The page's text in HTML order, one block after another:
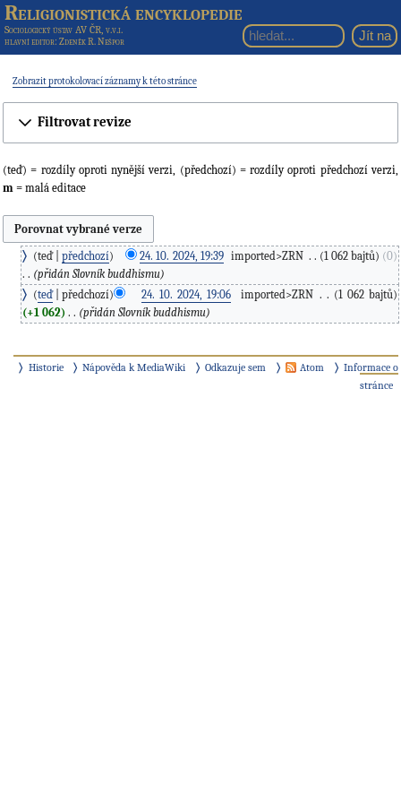
Religionistická encyklopedie
Sociologický ústav AV ČR, v.v.i.
hlavní editor: Zdeněk R. Nešpor
Zobrazit protokolovací záznamy k této stránce
Filtrovat revize
(teď) = rozdíly oproti nynější verzi, (předchozí) = rozdíly oproti předchozí verzi,
m = malá editace
teď předchozí 24. 10. 2024, 19:39‎ imported>ZRN 1 062 bajtů
0
přidán Slovník buddhismu
teď
předchozí 24. 10. 2024, 19:06 imported>ZRN ‎
1 062 bajtů
+1 062 ‎ přidán Slovník buddhismu
Historie Nápověda k MediaWiki Odkazuje sem Atom
Informace o
stránce